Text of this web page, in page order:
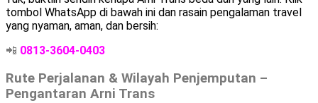
tombol WhatsApp di bawah ini dan rasain pengalaman travel
yang nyaman, aman, dan bersih:
📲 0813-3604-0403
Rute Perjalanan & Wilayah Penjemputan –
Pengantaran Arni Trans